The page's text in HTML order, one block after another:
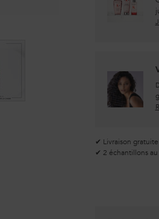
✔ Livraison
✔ 2 échantillons